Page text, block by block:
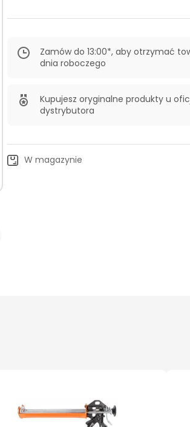
Zamów do 13:00*, aby otrzymać
dnia roboczego
Kupujesz oryginalne produkty u
dystrybutora
W magazynie